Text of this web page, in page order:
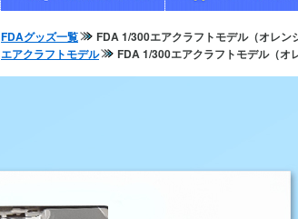
FDAグッズ一覧
FDA 1/300エアクラフトモデル（オレン
エアクラフトモデル FDA 1/300エアクラフトモデル（オ